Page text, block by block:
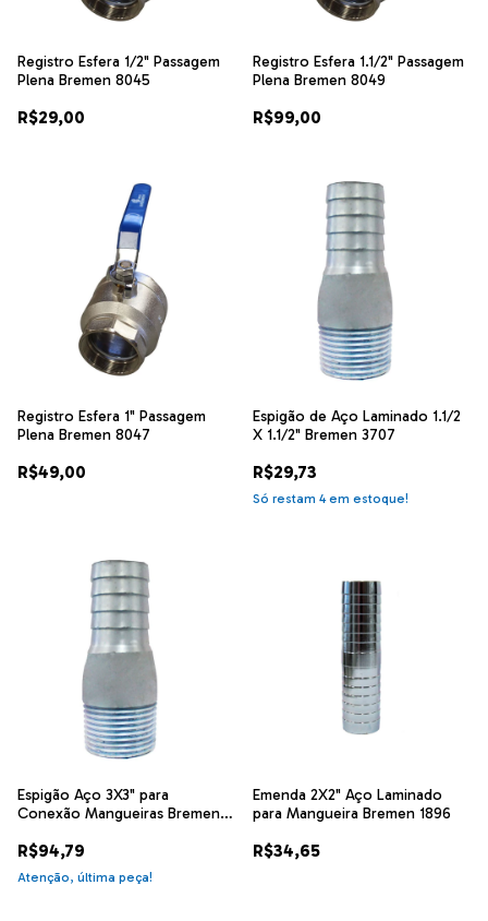
Registro Esfera 1/2" Passagem
Plena Bremen 8045
R$29,00
Registro Esfera 1.1/2" Passagem
Plena Bremen 8049
R$99,00
Registro Esfera 1" Passagem
Plena Bremen 8047
R$49,00
Espigão de Aço Laminado 1.1/2
X 1.1/2" Bremen 3707
R$29,73
Só restam 4em estoque!
Espigão Aço 3X3" para
Conexão Mangueiras Bremen
R$94,79
Atenção, última peça!
Emenda 2X2" Aço Laminado
para Mangueira Bremen 1896
R$34,65